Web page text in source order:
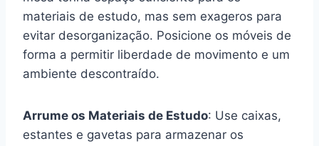
materiais de estudo, mas sem exageros para
evitar desorganização. Posicione os móveis de
forma a permitir liberdade de movimento e um
ambiente descontraído.
Arrume os Materiais de Estudo: Use caixas,
estantes e gavetas para armazenar os